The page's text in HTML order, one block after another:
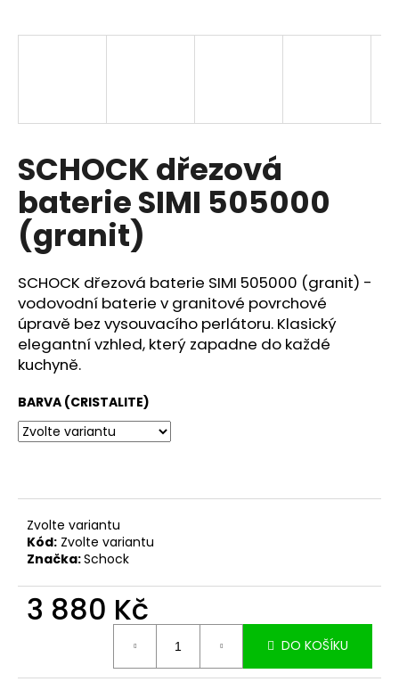
SCHOCK dřezová
baterie SIMI 505000
(granit)
SCHOCK dřezová baterie SIMI 505000 (granit) -
vodovodní baterie v granitové povrchové
úpravě bez vysouvacího perlátoru. Klasický
elegantní vzhled, který zapadne do každé
kuchyně.
BARVA (CRISTALITE)
Zvolte variantu
Kód: Zvolte variantu
Značka:Schock
3 880 Kč
DO KOŠÍKU
j
?
HLEDAT
D
o
p
o
r
č
u
j
e